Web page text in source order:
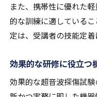
また、携帯性に優れた
的な訓練に適している
定は、受講者の技能定着
効果的な研修に役立つ
効果的な超音波探傷試